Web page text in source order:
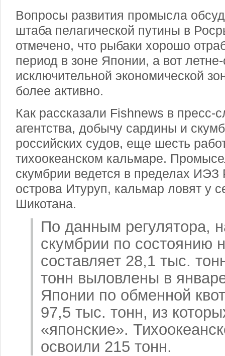
Вопросы развития промысла
штаба пелагической путины в
отмечено, что рыбаки хорошо
период в зоне Японии, а вот
исключительной экономической
более активно.
Как рассказали Fishnews в пресс-
агентства, добычу сардины и
российских судов, еще шесть
тихоокеанском кальмаре.
скумбрии ведется в пределах ИЭЗ
острова Итуруп, кальмар ловят у
Шикотана.
По данным регулятора,
скумбрии по состоянию
составляет 28,1 тыс.
тонн выловлены в
Японии по обменной
97,5 тыс. тонн, из
«японские».
освоили 215 тонн.